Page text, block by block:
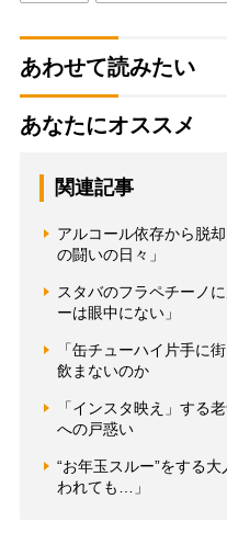
あわせて読みたい
あなたにオススメ
関連記事
アルコール依存から脱
の闘いの日々」
スタバのフラペチーノ
ーは眼中にない」
「缶チューハイ片手に
飲まないのか
「インスタ映え」する
への戸惑い
“お年玉スルー”をする
われても…」